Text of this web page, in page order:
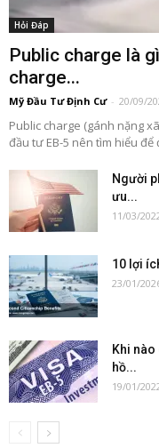
Hỏi Đáp
Public charge là
charge...
Mỹ Đầu Tư Định Cư - 20/09/
Public charge (gánh nặng
đầu tư EB-5 nên tìm hiểu để
Người
ưu...
11/03/
10 lợi
23/01/
Khi
hồ...
19/01/